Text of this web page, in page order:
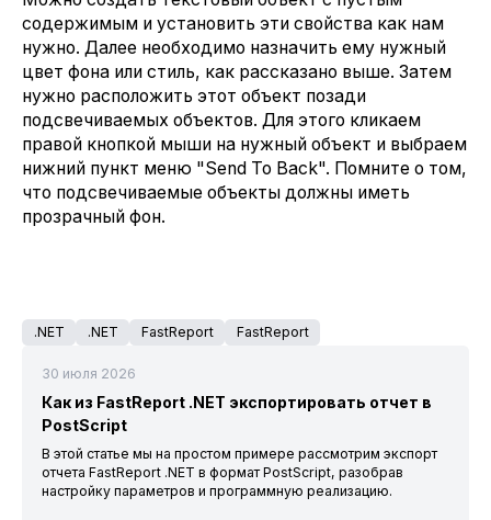
содержимым и установить эти свойства как нам
нужно. Далее необходимо назначить ему нужный
цвет фона или стиль, как рассказано выше. Затем
нужно расположить этот объект позади
подсвечиваемых объектов. Для этого кликаем
правой кнопкой мыши на нужный объект и выбраем
нижний пункт меню "Send To Back". Помните о том,
что подсвечиваемые объекты должны иметь
прозрачный фон.
.NET .NET FastReport FastReport
30 июля 2026
Как из FastReport .NET экспортировать отчет в
PostScript
В этой статье мы на простом примере рассмотрим экспорт
отчета FastReport .NET в формат PostScript, разобрав
настройку параметров и программную реализацию.